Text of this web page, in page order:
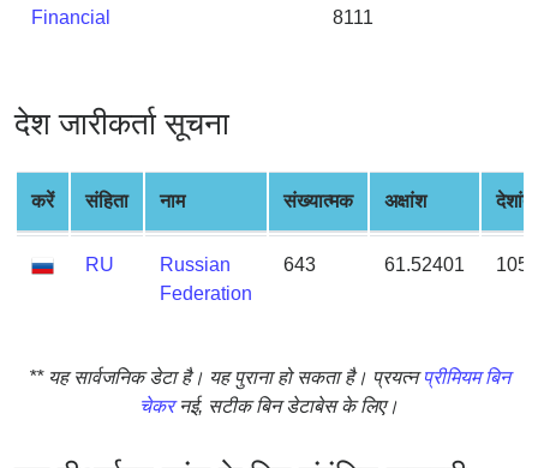
Generate
from
BIN
Credit
Card
Checker
Service
My
Financial
8111
देश जारीकर्ता सूचना
करें संहिता नाम संख्यात्मक अक्षांश
RU
Russian
Federation
643 61.52401
** यह सार्वजनिक डेटा है। यह पुराना हो सकता है। प्रयत्नप्रीमियम बिन
चेकरनई, सटीक बिन डेटाबेस के लिए।